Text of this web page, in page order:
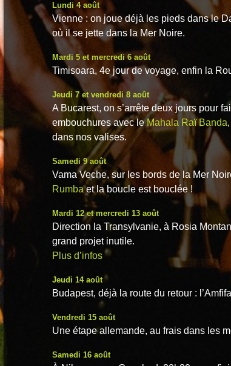
Lundi 4 août
Vienne : on joue déjà les pieds dans le
où il se jette dans la Mer Noire.
Mardi 5 et mercredi 6 août
Timisoara, 4e jour de voyage, enfin la
Jeudi 7 et vendredi 8 août
A Bucarest, on s’arrête deux jours pour
embouchures avec leMahala Raï Banda
dans nos valises.
Samedi 9 août
Vama Veche, sur les bords de la Mer
Rumbaet la boucle est bouclée !
Mardi 12 et mercredi 13 août
Direction la Transylvanie, à Rosia
grand projet inutile.
Plus d’infos
Jeudi 14 août
Budapest, déjà la route du retour :
Vendredi 15 août
Une étape allemande, au frais dans les
Samedi 16 août